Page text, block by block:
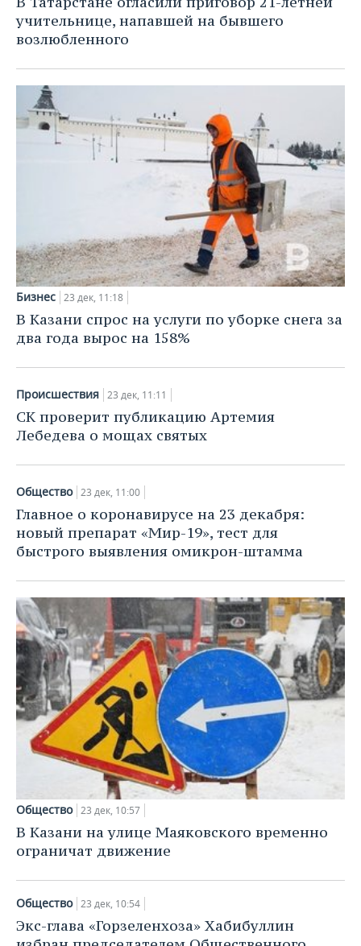
учительнице, напавшей на бывшего
возлюбленного
Бизнес 23 дек, 11:18
В Казани спрос на услуги по уборке снега за
два года вырос на 158%
Происшествия 23 дек, 11:11
СК проверит публикацию Артемия
Лебедева о мощах святых
Общество 23 дек, 11:00
Главное о коронавирусе на 23 декабря:
новый препарат «Мир-19», тест для
быстрого выявления омикрон-штамма
Общество 23 дек, 10:57
В Казани на улице Маяковского временно
ограничат движение
Общество 23 дек, 10:54
Экс-глава «Горзеленхоза» Хабибуллин